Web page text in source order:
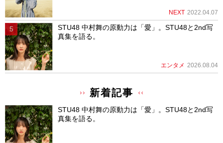
NEXT 2022.04.07
STU48 中村舞の原動力は「愛」。STU48と2nd写
真集を語る。
エンタメ 2026.08.04
新着記事
STU48 中村舞の原動力は「愛」。STU48と2nd写
真集を語る。